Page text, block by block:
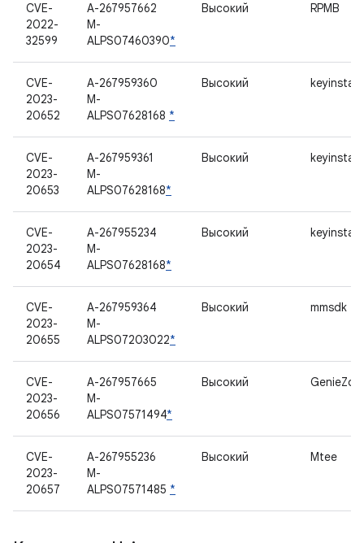
CVE-
2022-
32599
A-267957662
M-
ALPS07460390*
Высокий RPMB
CVE-
2023-
20652
A-267959360
M-
ALPS07628168 *
Высокий keyinstall
CVE-
2023-
20653
A-267959361
M-
ALPS07628168*
Высокий keyinstall
CVE-
2023-
20654
A-267955234
M-
ALPS07628168*
Высокий keyinstall
CVE-
2023-
20655
A-267959364
M-
ALPS07203022*
Высокий mmsdk
CVE-
2023-
20656
A-267957665
M-
ALPS07571494*
Высокий
CVE-
2023-
20657
A-267955236
M-
ALPS07571485 *
Высокий Mtee